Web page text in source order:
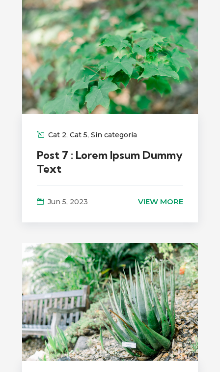
Cat 2, Cat 5, Sin categoría
Post 7 : Lorem Ipsum Dummy
Text
Jun 5, 2023 VIEW MORE